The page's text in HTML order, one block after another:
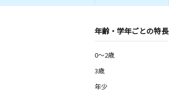
年齢・学年ごとの特長
0～2歳
3歳
年少